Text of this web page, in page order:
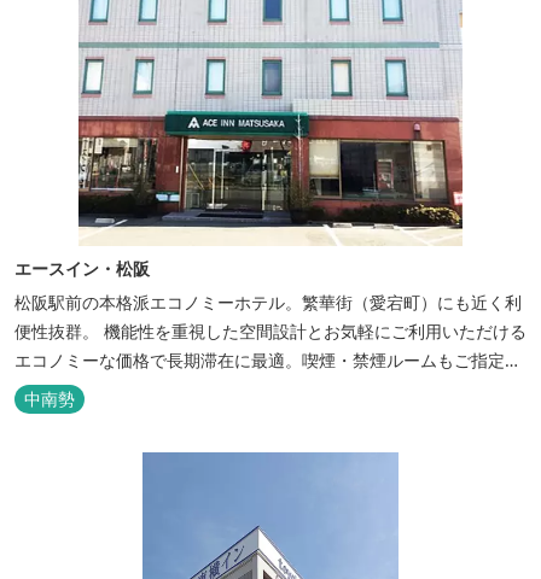
エースイン・松阪
松阪駅前の本格派エコノミーホテル。繁華街（愛宕町）にも近く利
便性抜群。 機能性を重視した空間設計とお気軽にご利用いただける
エコノミーな価格で長期滞在に最適。喫煙・禁煙ルームもご指定い
ただけます。 無料サービス ・３０種類以上の和洋朝食ビュッフェ
（6:30～9:30） ・アルコールも無料のウェルカムドリンクサービス
（18:00～20:00）
中南勢